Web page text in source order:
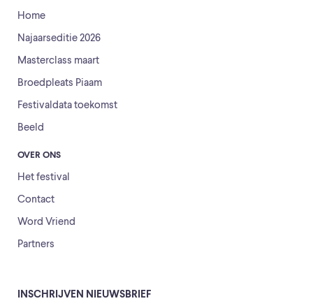
Home
Najaarseditie 2026
Masterclass maart
Broedpleats Piaam
Festivaldata toekomst
Beeld
OVER ONS
Het festival
Contact
Word Vriend
Partners
INSCHRIJVEN NIEUWSBRIEF